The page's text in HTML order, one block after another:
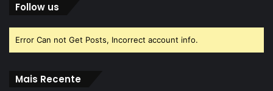
Follow us
Error Can not Get Posts, Incorrect account info.
Mais Recente